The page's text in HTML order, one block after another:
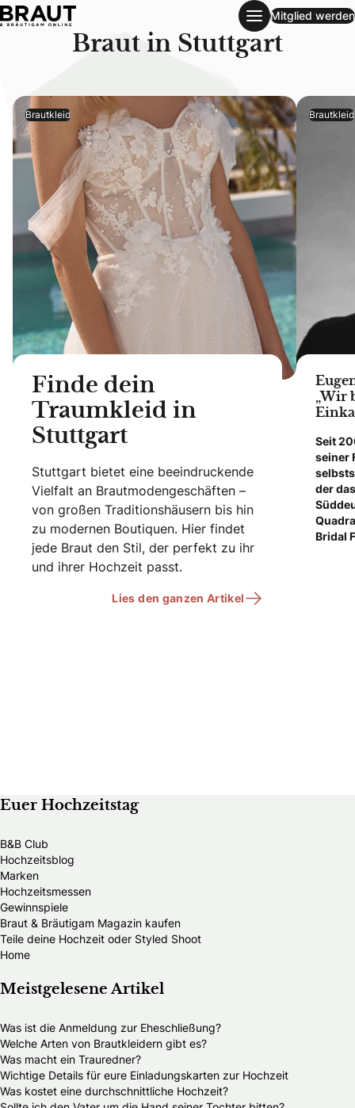
Mitglied werden
Braut in Stuttgart
Brautkleid
Finde dein
Traumkleid in
Stuttgart
Stuttgart bietet eine beeindruckende
Vielfalt an Brautmodengeschäften –
von großen Traditionshäusern bis hin
zu modernen Boutiquen. Hier findet
jede Braut den Stil, der perfekt zu ihr
und ihrer Hochzeit passt.
Lies den ganzen Artikel
Brautkleid
„Wir
Seit
seiner
der
Bridal
Euer Hochzeitstag
B&B Club
Hochzeitsblog
Marken
Hochzeitsmessen
Gewinnspiele
Braut & Bräutigam Magazin kaufen
Teile deine Hochzeit oder Styled Shoot
Home
Meistgelesene Artikel
Was ist die Anmeldung zur Eheschließung?
Welche Arten von Brautkleidern gibt es?
Was macht ein Trauredner?
Wichtige Details für eure Einladungskarten zur Hochzeit
Was kostet eine durchschnittliche Hochzeit?